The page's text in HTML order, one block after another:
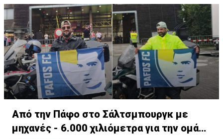
Πηγή: ΚΥΠΕ
Από την Πάφο στο Σάλτσμπουργκ με
μηχανές - 6.000 χιλιόμετρα για την ομάδα